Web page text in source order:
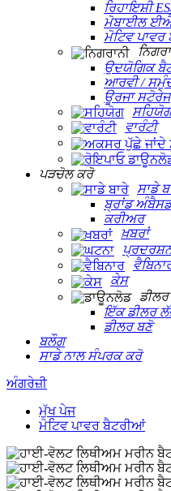
ਰਿਹਾਇਸ਼ੀ
ਮੋਬਾਈਲ
ਮੋਟਿਵ ਪਾਵਰ
ਉਦਯੋਗਿਕ
ਆਰਵੀ /
ਊਰਜਾ ਸਟੋਰੇਜ
ਸਹਿਯੋਗ
ਵਾਰੰਟੀ
ਪੜਚੋਲ ਕਰੋ
ਸਾਡੇ
ਬ੍ਰਾਂਡ
ਕਰੀਅਰ
ਖ਼ਬਰਾਂ
ਕੇਸ
ਡੀਲਰ
ਇੱਕ ਡੀਲਰ
ਡੀਲਰ ਬਣੋ
ਬਲੌਗ
ਸਾਡੇ ਨਾਲ ਸੰਪਰਕ ਕਰੋ
ਅੰਗਰੇਜ਼ੀ
ਮੁੱਖ ਪੇਜ
ਮੋਟਿਵ ਪਾਵਰ ਬੈਟਰੀਆਂ